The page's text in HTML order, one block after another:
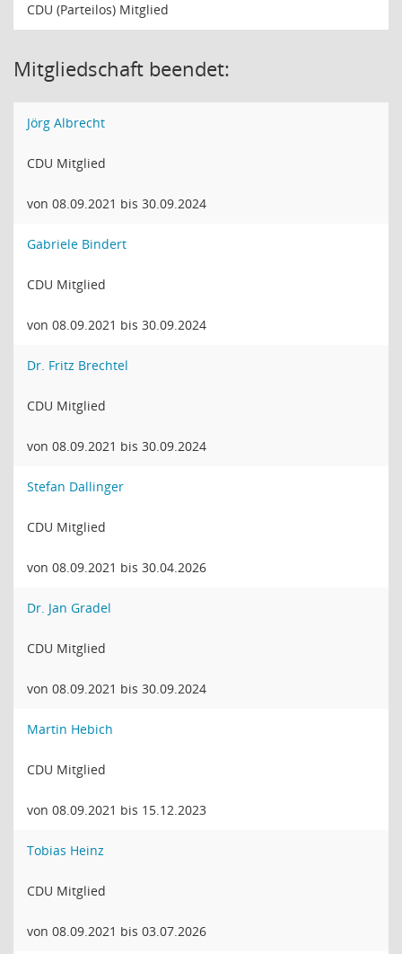
CDU (Parteilos) Mitglied
Mitgliedschaft beendet:
Jörg Albrecht
CDU Mitglied
von 08.09.2021 bis 30.09.2024
Gabriele Bindert
CDU Mitglied
von 08.09.2021 bis 30.09.2024
Dr. Fritz Brechtel
CDU Mitglied
von 08.09.2021 bis 30.09.2024
Stefan Dallinger
CDU Mitglied
von 08.09.2021 bis 30.04.2026
Dr. Jan Gradel
CDU Mitglied
von 08.09.2021 bis 30.09.2024
Martin Hebich
CDU Mitglied
von 08.09.2021 bis 15.12.2023
Tobias Heinz
CDU Mitglied
von 08.09.2021 bis 03.07.2026